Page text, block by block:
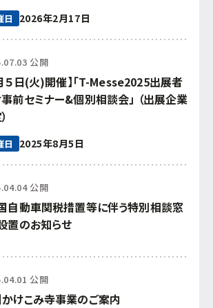
日 2026年2月17日
公開
５日(火)開催】「T-Messe2025出展者
前セミナー&個別相談会」 （出展企業
日 2025年8月5日
公開
自動車関税措置等に伴う特別相談窓
置のお知らせ
公開
けこみ寺事業のご案内